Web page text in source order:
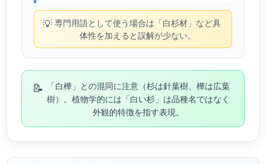
💡 専門用語として使う場合は「白杉材」など具
体性を加えると誤解が少ない。
📝
「白樺」との混同に注意（杉は針葉樹、樺は広葉
樹）。植物学的には「白い杉」は品種名ではなく
外観的特徴を指す表現。